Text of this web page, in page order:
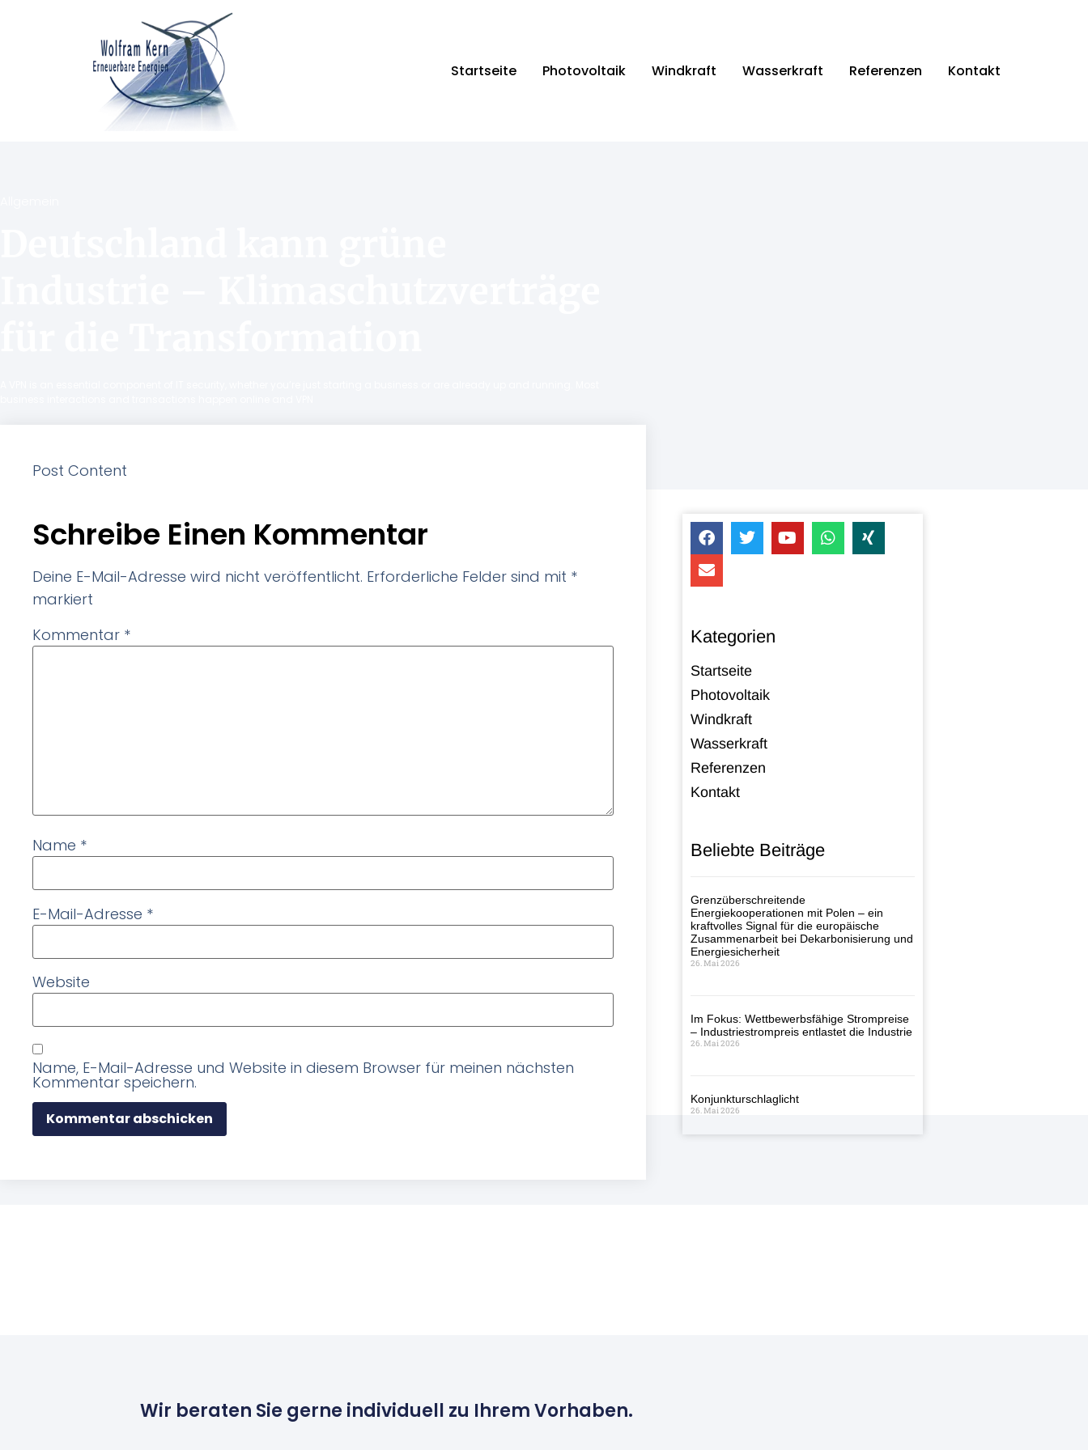
Startseite Photovoltaik Windkraft Wasserkraft Referenzen Kontakt
Post Content
Schreibe Einen Kommentar
Deine E-Mail-Adresse wird nicht veröffentlicht. Erforderliche Felder sind mit *
markiert
Kommentar *
Name *
E-Mail-Adresse *
Website
Name, E-Mail-Adresse und Website in diesem Browser für meinen nächsten
Kommentar speichern.
Kategorien
Startseite
Photovoltaik
Windkraft
Wasserkraft
Referenzen
Kontakt
Beliebte Beiträge
Grenzüberschreitende
Energiekooperationen mit Polen – ein
kraftvolles Signal für die europäische
Zusammenarbeit bei Dekarbonisierung und
Energiesicherheit
26. Mai 2026
Im Fokus: Wettbewerbsfähige Strompreise
– Industriestrompreis entlastet die Industrie
26. Mai 2026
Konjunkturschlaglicht
26. Mai 2026
Wir beraten Sie gerne individuell zu Ihrem Vorhaben.